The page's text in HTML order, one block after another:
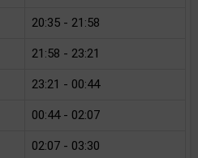
20:35 - 21:58
21:58 - 23:21
23:21 - 00:44
00:44 - 02:07
02:07 - 03:30